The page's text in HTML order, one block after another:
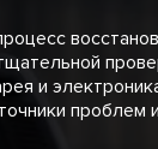
и
проблем